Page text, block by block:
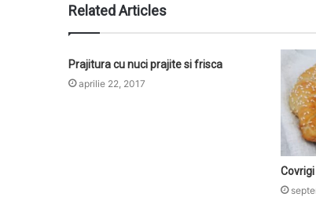
Related Articles
Prajitura cu nuci prajite si frisca
aprilie 22, 2017